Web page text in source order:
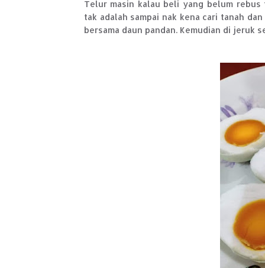
Telur masin kalau beli yang belum
tak adalah sampai nak kena cari tanah
bersama daun pandan. Kemudian di jeruk